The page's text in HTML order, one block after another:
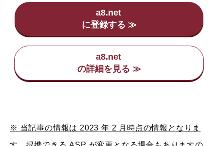
a8.net
a8.net
※ 当記事の情報は 2023 年 2 月時点の情報となりま